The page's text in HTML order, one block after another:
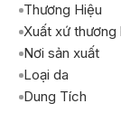
Thương Hiệu
Xuất xứ thương
Nơi sản xuất
Loại da
Dung Tích